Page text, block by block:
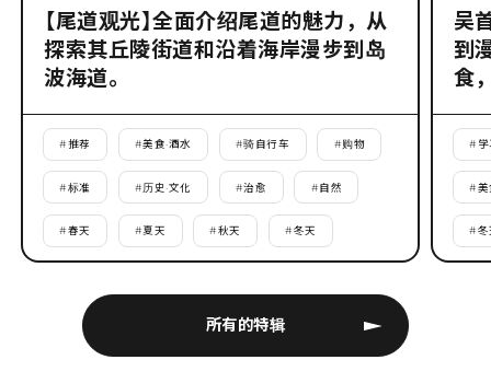
所有的特辑
【尾道观光】全面介绍尾道的魅力，从
探索其丘陵街道和沿着海岸漫步到岛
波海道。
#推荐 #美食·酒水 #骑自行车 #购物
#标准 #历史·文化 #治愈 #自然
#春天 #夏天 #秋天 #冬天
吴
到
食
# 学
#美
#冬